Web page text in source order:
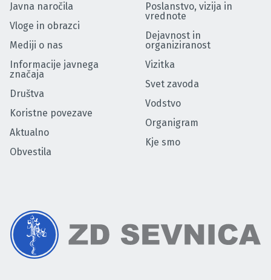
Javna naročila
Vloge in obrazci
Mediji o nas
Informacije javnega
značaja
Društva
Koristne povezave
Aktualno
Obvestila
Poslanstvo, vizija in
vrednote
Dejavnost in
organiziranost
Vizitka
Svet zavoda
Vodstvo
Organigram
Kje smo